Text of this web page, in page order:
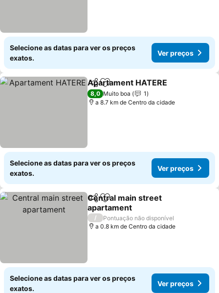
Selecione as datas para ver os preços
exatos.
Ver preços
PartilharAdicionar aos favoritos
Apartament HATERE
8,0 Muito boa
1
a 8.7 km de Centro da cidade
Selecione as datas para ver os preços
exatos.
Ver preços
PartilharAdicionar aos favoritos
Central main street
apartament
Ver preços
/
Pontuação não disponível
a 0.8 km de Centro da cidade
Selecione as datas para ver os preços
exatos.
Ver preços